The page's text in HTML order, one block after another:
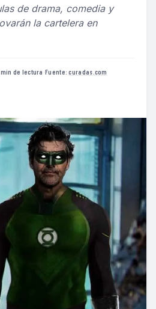
de drama, comedia y
la cartelera en
de lectura ·Fuente:curadas.com